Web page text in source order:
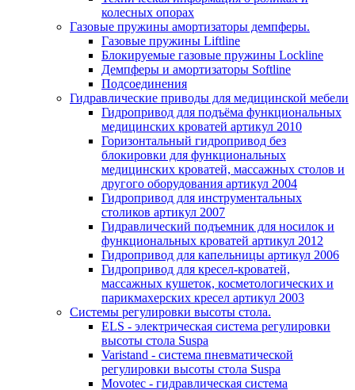
колесных опорах
Газовые пружины амортизаторы демпферы.
Газовые пружины Liftline
Блокируемые газовые пружины Lockline
Демпферы и амортизаторы Softline
Подсоединения
Гидравлические приводы для медицинской мебели
Гидропривод для подъёма функциональных
медицинских кроватей артикул 2010
Горизонтальный гидропривод без
блокировки для функциональных
медицинских кроватей, массажных столов и
другого оборудования артикул 2004
Гидропривод для инструментальных
столиков артикул 2007
Гидравлический подъемник для носилок и
функциональных кроватей артикул 2012
Гидропривод для капельницы артикул 2006
Гидропривод для кресел-кроватей,
массажных кушеток, косметологических и
парикмахерских кресел артикул 2003
Системы регулировки высоты стола.
ELS - электрическая система регулировки
высоты стола Suspa
Varistand - система пневматической
регулировки высоты стола Suspa
Movotec - гидравлическая система